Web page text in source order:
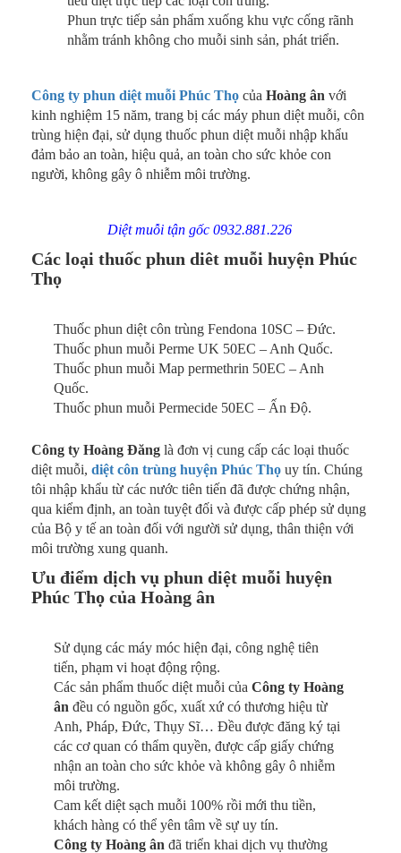
Phun trực tiếp sản phẩm xuống khu vực cống rãnh
nhằm tránh không cho muỗi sinh sản, phát triển.
Công ty phun diệt muỗi Phúc Thọ của Hoàng ân với
kinh nghiệm 15 năm, trang bị các máy phun diệt muỗi, côn
trùng hiện đại, sử dụng thuốc phun diệt muỗi nhập khẩu
đảm bảo an toàn, hiệu quả, an toàn cho sức khỏe con
người, không gây ô nhiễm môi trường.
Diệt muỗi tận gốc 0932.881.226
Các loại thuốc phun diêt muỗi huyện Phúc
Thọ
Thuốc phun diệt côn trùng Fendona 10SC – Đức.
Thuốc phun muỗi Perme UK 50EC – Anh Quốc.
Thuốc phun muỗi Map permethrin 50EC – Anh
Quốc.
Thuốc phun muỗi Permecide 50EC – Ấn Độ.
Công ty Hoàng Đăng là đơn vị cung cấp các loại thuốc
diệt muỗi, diệt côn trùng huyện Phúc Thọ uy tín. Chúng
tôi nhập khẩu từ các nước tiên tiến đã được chứng nhận,
qua kiểm định, an toàn tuyệt đối và được cấp phép sử dụng
của Bộ y tế an toàn đối với người sử dụng, thân thiện với
môi trường xung quanh.
Ưu điểm dịch vụ phun diệt muỗi huyện
Phúc Thọ của Hoàng ân
Sử dụng các máy móc hiện đại, công nghệ tiên
tiến, phạm vi hoạt động rộng.
Các sản phẩm thuốc diệt muỗi của Công ty Hoàng
ân đều có nguồn gốc, xuất xứ có thương hiệu từ
Anh, Pháp, Đức, Thụy Sĩ… Đều được đăng ký tại
các cơ quan có thẩm quyền, được cấp giấy chứng
nhận an toàn cho sức khỏe và không gây ô nhiễm
môi trường.
Cam kết diệt sạch muỗi 100% rồi mới thu tiền,
khách hàng có thể yên tâm về sự uy tín.
Công ty Hoàng ân đã triển khai dịch vụ thường